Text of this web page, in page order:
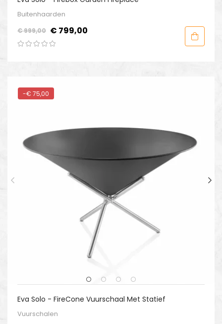
Buitenhaarden
Normale
prijs
€ 999,00 Prijs
€ 799,00
-€ 75,00
Eva Solo - FireCone Vuurschaal Met Statief
Vuurschalen